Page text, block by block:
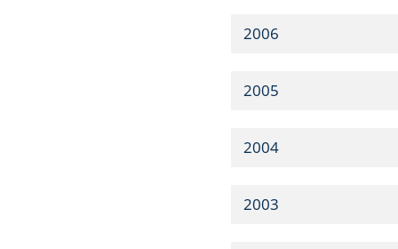
2006
2005
2004
2003